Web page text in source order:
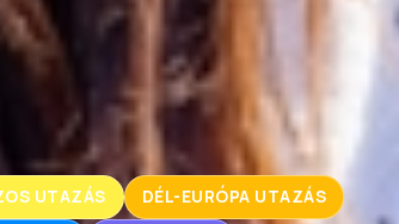
UTAZÁS DÉL-EURÓPA UTAZÁS